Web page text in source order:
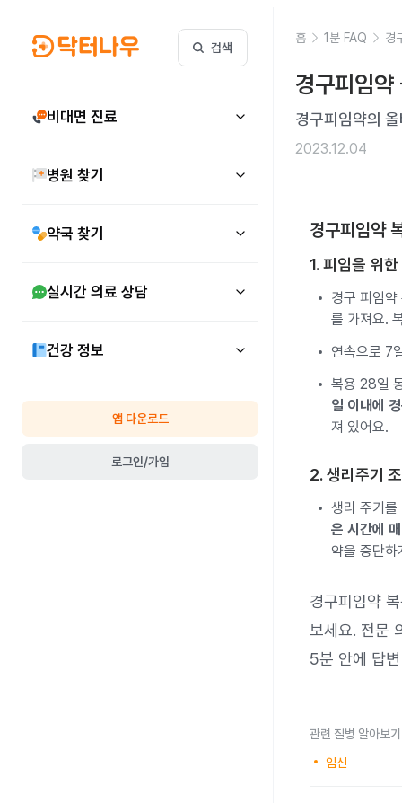
검색
비대면 진료
병원 찾기
약국 찾기
실시간 의료 상담
건강 정보
앱 다운로드
로그인/가입
홈 1분 FAQ 경
경구피임약
경구피임약의
2023.12.04
경구피임약
1. 피임을 위
경구 피임
를 가져요.
연속으로 7
복용 28일
일 이내에
져 있어요.
2. 생리주기
생리 주기
은 시간에
약을 중단
경구피임약
보세요. 전문
5분 안에 답
관련 질병 알아보기
임신